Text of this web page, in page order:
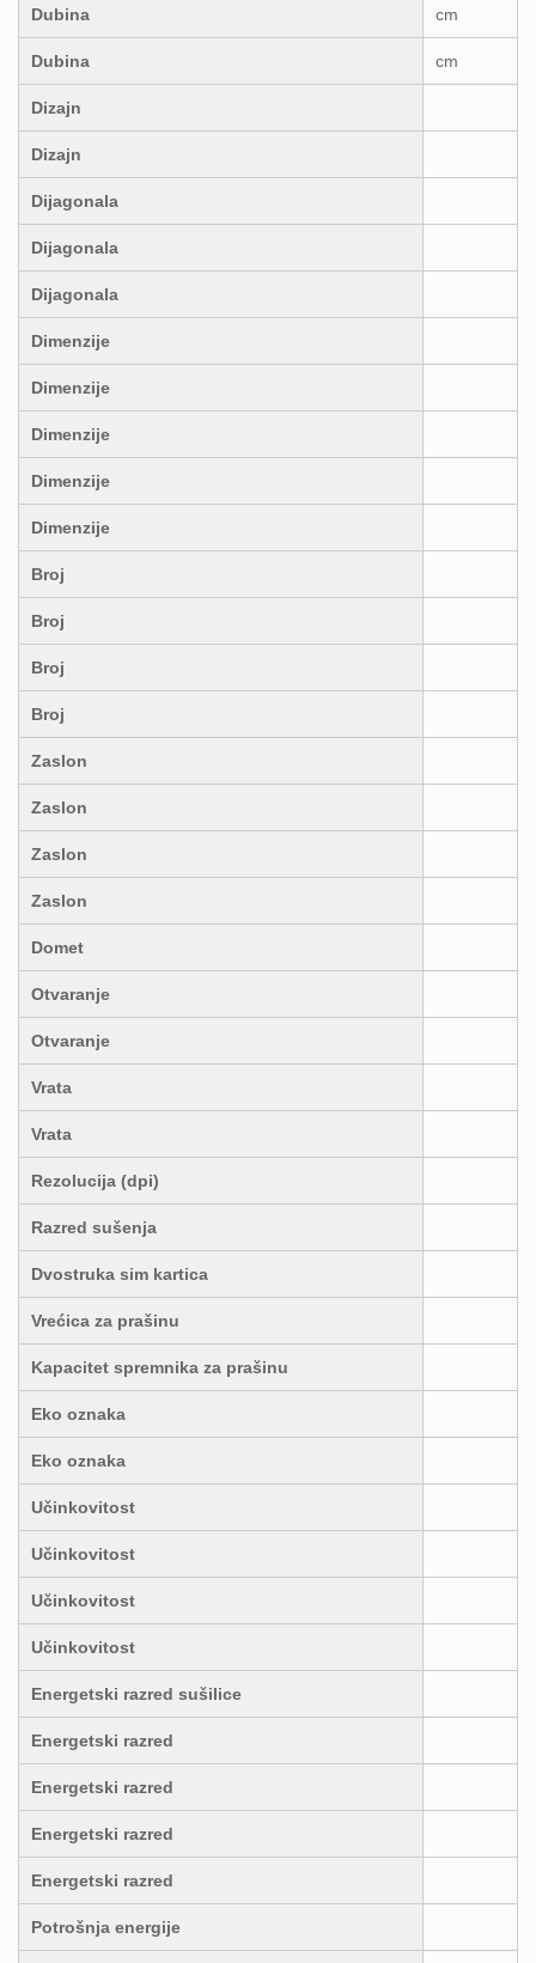
Dubina cm
Dubina cm
Dizajn
Dizajn
Dijagonala
Dijagonala
Dijagonala
Dimenzije
Dimenzije
Dimenzije
Dimenzije
Dimenzije
Broj
Broj
Broj
Broj
Zaslon
Zaslon
Zaslon
Zaslon
Domet
Otvaranje
Otvaranje
Vrata
Vrata
Rezolucija (dpi)
Razred sušenja
Dvostruka sim kartica
Vrećica za prašinu
Kapacitet spremnika za prašinu
Eko oznaka
Eko oznaka
Učinkovitost
Učinkovitost
Učinkovitost
Učinkovitost
Energetski razred sušilice
Energetski razred
Energetski razred
Energetski razred
Energetski razred
Potrošnja energije